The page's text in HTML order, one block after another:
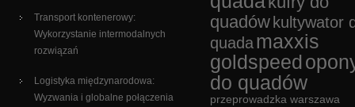
Transport kontenerowy:
Wykorzystanie intermodalnych
rozwiązań
Logistyka międzynarodowa:
Wyzwania i globalne połączenia
quadów kultywator
quada maxxis
goldspeed
do quadów
przeprowadzka warszawa